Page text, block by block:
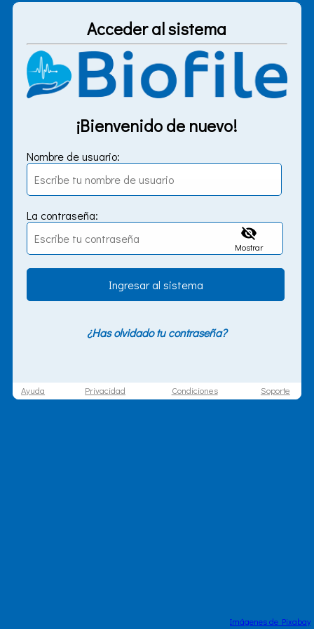
Acceder al sistema
¡Bienvenido de nuevo!
Nombre de usuario:
La contraseña:
Mostrar
¿Has olvidado tu contraseña?
Ayuda Privacidad Condiciones Soporte
Imágenes de Pixabay